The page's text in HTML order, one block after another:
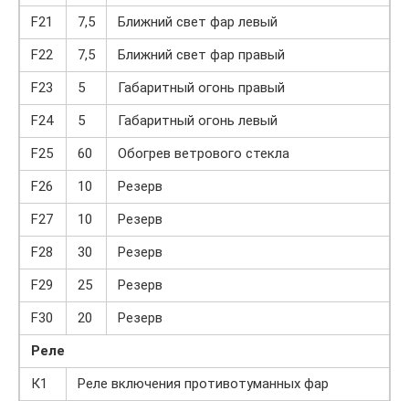
F21
7,5
Ближний свет фар левый
F22
7,5
Ближний свет фар правый
F23
5
Габаритный огонь правый
F24
5
Габаритный огонь левый
F25
60
Обогрев ветрового стекла
F26
10
Резерв
F27
10
Резерв
F28
30
Резерв
F29
25
Резерв
F30
20
Резерв
Реле
К1
Реле включения противотуманных фар